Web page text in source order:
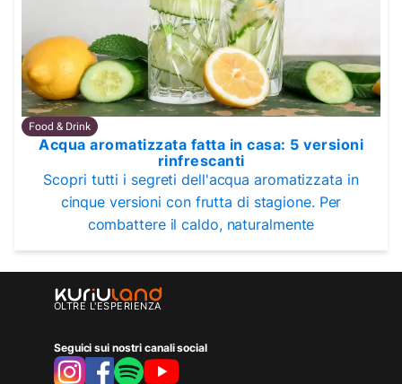
Food & Drink
Acqua aromatizzata fatta in casa: 5 versioni
rinfrescanti
Scopri tutti i segreti dell'acqua aromatizzata in
cinque versioni con frutta di stagione. Per
combattere il caldo, naturalmente
OLTRE L'ESPERIENZA
Seguici sui nostri canali social